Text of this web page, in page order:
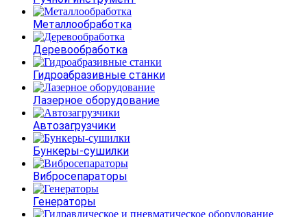
Металлообработка
Деревообработка
Гидроабразивные станки
Лазерное оборудование
Автозагрузчики
Бункеры-сушилки
Вибросепараторы
Генераторы